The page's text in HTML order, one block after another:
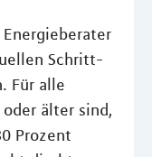
Schritt-
Für alle
älter sind,
Prozent